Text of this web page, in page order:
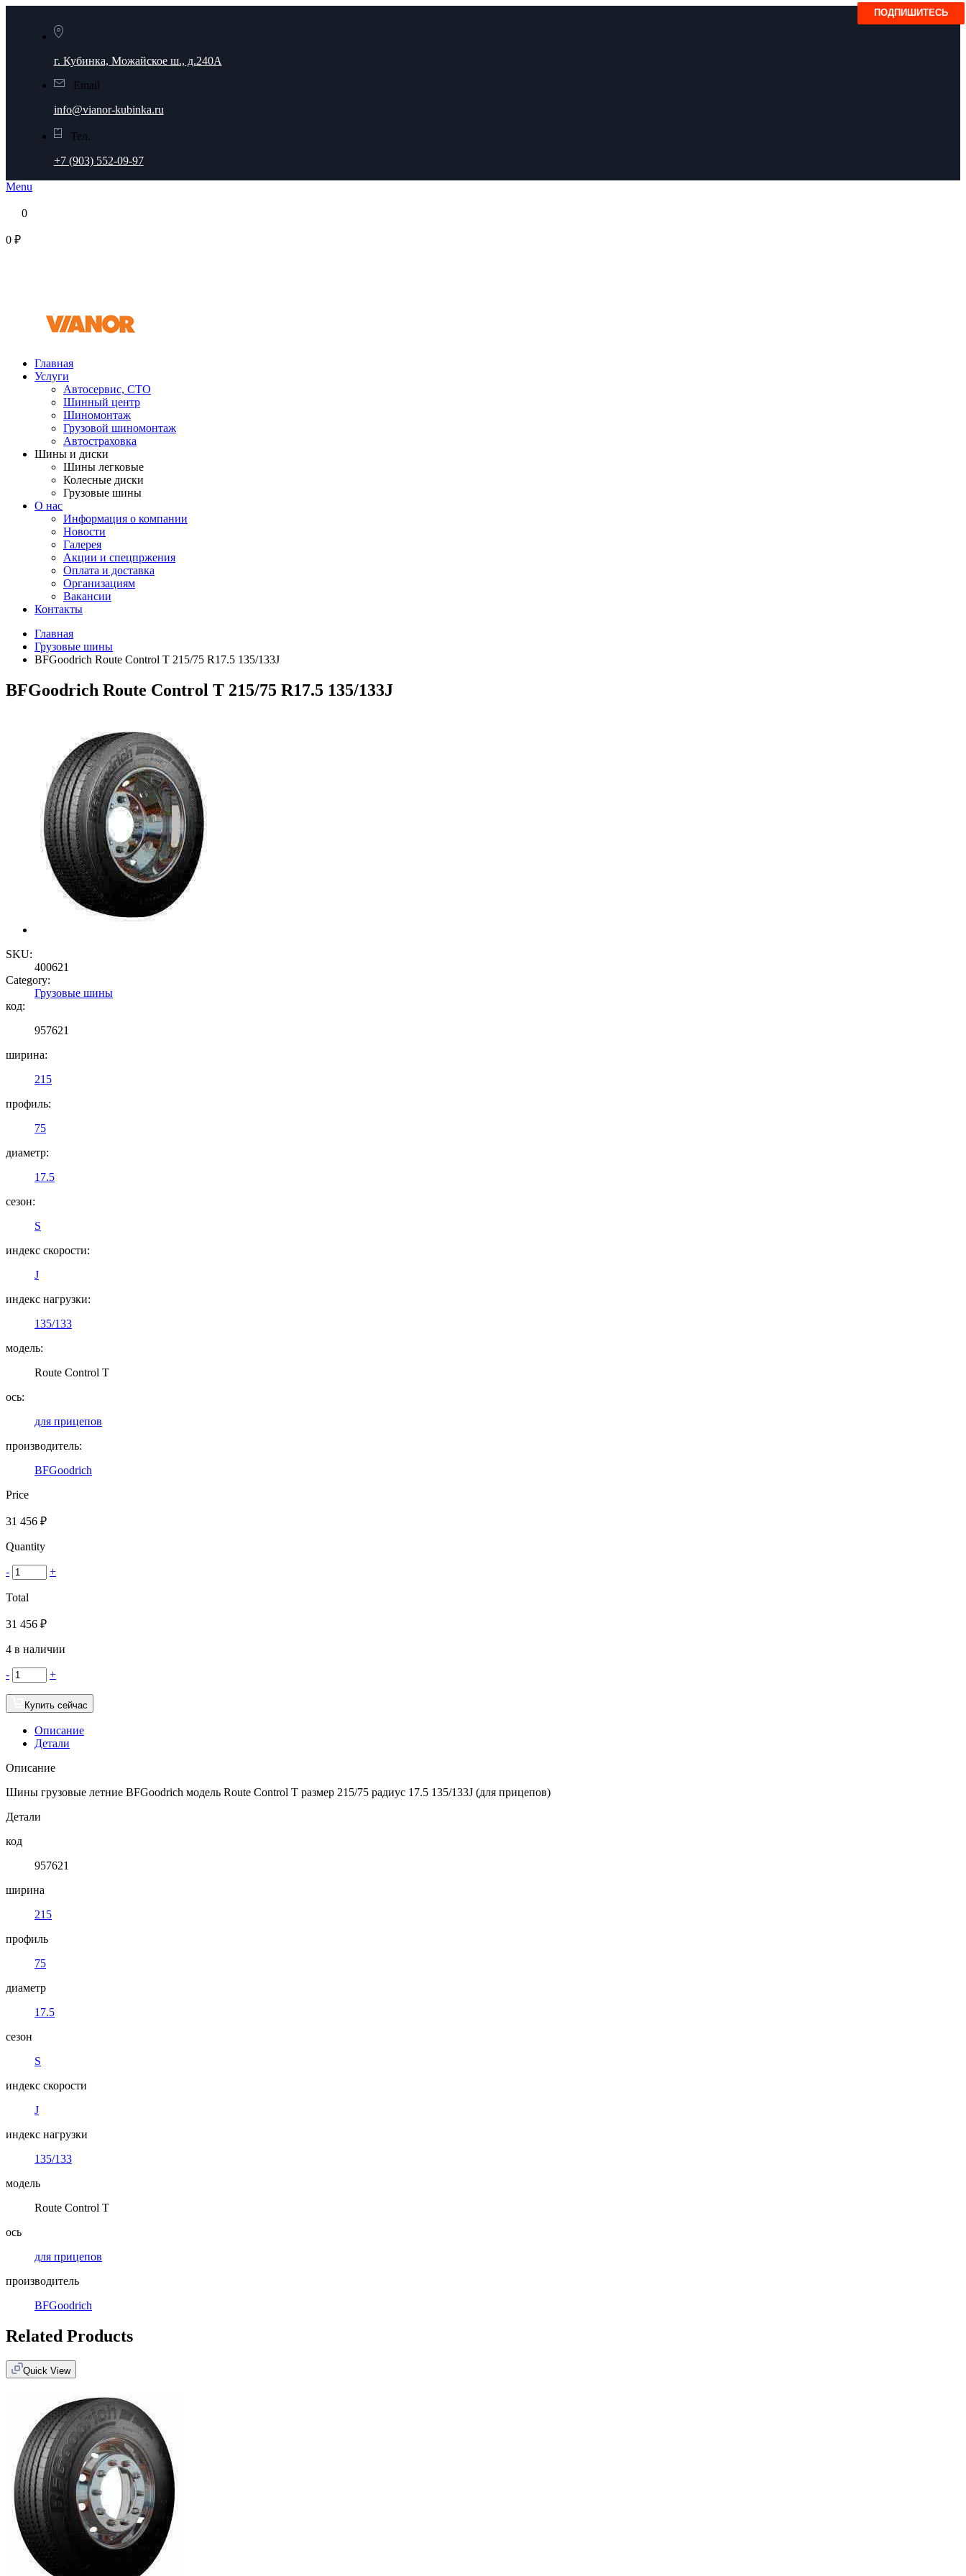
г. Кубинка, Можайское ш., д.240А
Email
info@vianor-kubinka.ru
Тел.
+7 (903) 552-09-97
Menu
0
0 ₽
Главная
Услуги
Автосервис, СТО
Шинный центр
Шиномонтаж
Грузовой шиномонтаж
Автостраховка
Шины и диски
Шины легковые
Колесные диски
Грузовые шины
О нас
Информация о компании
Новости
Галерея
Акции и спецпржения
Оплата и доставка
Организациям
Вакансии
Контакты
Главная
Грузовые шины
BFGoodrich Route Control T 215/75 R17.5 135/133J
BFGoodrich Route Control T 215/75 R17.5 135/133J
SKU:
400621
Category:
Грузовые шины
код:
957621
ширина:
215
профиль:
75
диаметр:
17.5
сезон:
S
индекс скорости:
J
индекс нагрузки:
135/133
модель:
Route Control T
ось:
для прицепов
производитель:
BFGoodrich
Price
31 456 ₽
Quantity
- +
Total
31 456 ₽
4 в наличии
- +
Купить сейчас
Описание
Детали
Описание
Шины грузовые летние BFGoodrich модель Route Control T размер 215/75 радиус 17.5 135/133J (для прицепов)
Детали
код
957621
ширина
215
профиль
75
диаметр
17.5
сезон
S
индекс скорости
J
индекс нагрузки
135/133
модель
Route Control T
ось
для прицепов
производитель
BFGoodrich
Related Products
Quick View